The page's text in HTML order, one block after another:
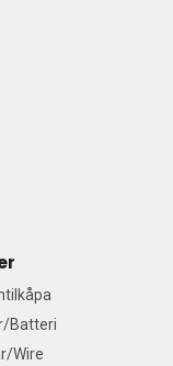
Batteri
Wire